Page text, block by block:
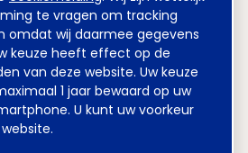
te vragen om tracking
omdat wij daarmee gegevens
keuze heeft effect op de
van deze website. Uw keuze
1 jaar bewaard op uw
U kunt uw voorkeur